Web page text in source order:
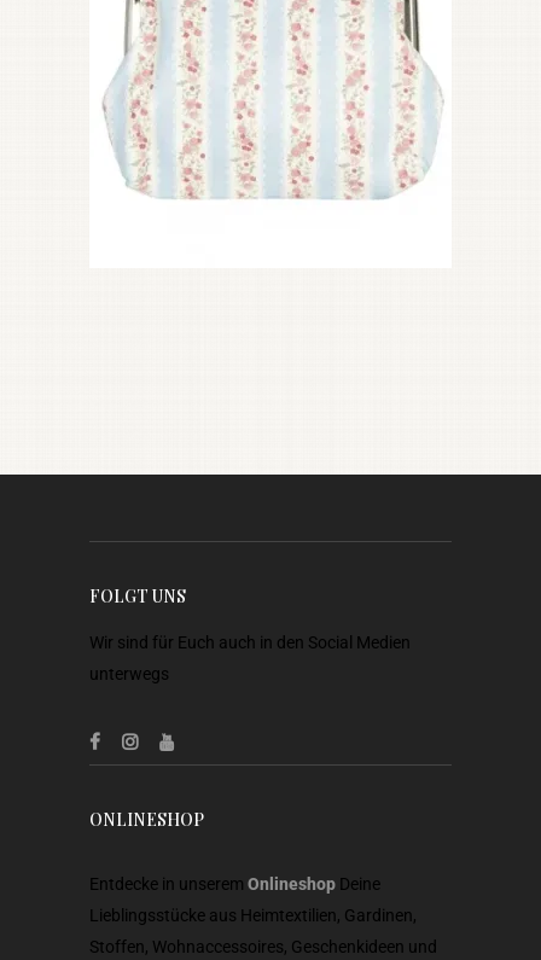
FOLGT UNS
Wir sind für Euch auch in den Social Medien
unterwegs
ONLINESHOP
Entdecke in unserem Onlineshop Deine
Lieblingsstücke aus Heimtextilien, Gardinen,
Stoffen, Wohnaccessoires, Geschenkideen und